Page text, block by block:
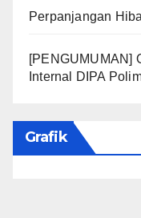
Perpanjangan
[PENGUMUMAN]
Internal DIPA
Grafik